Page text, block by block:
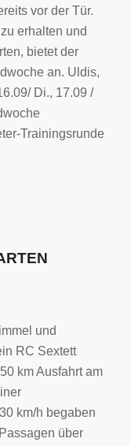
vor der Tür.
erhalten und
bietet der
an. Uldis,
Di., 17.09 /
Trainingsrunde
und
RC Sextett
km Ausfahrt am
km/h begaben
über